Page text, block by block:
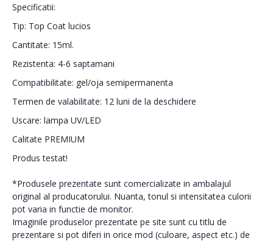
Specificatii:
Tip: Top Coat lucios
Cantitate: 15ml.
Rezistenta: 4-6 saptamani
Compatibilitate: gel/oja semipermanenta
Termen de valabilitate: 12 luni de la deschidere
Uscare: lampa UV/LED
Calitate PREMIUM
Produs testat!
*Produsele prezentate sunt comercializate in ambalajul
original al producatorului. Nuanta, tonul si intensitatea culorii
pot varia in functie de monitor.
Imaginile produselor prezentate pe site sunt cu titlu de
prezentare si pot diferi in orice mod (culoare, aspect etc.) de